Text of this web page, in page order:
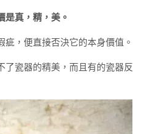
是真，精，美。
，便直接否決它的本身價值。
了瓷器的精美，而且有的瓷器反